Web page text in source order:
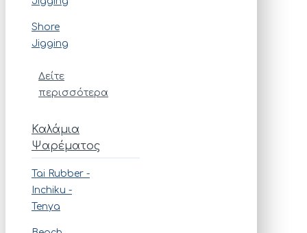
Shore
Jigging
Δείτε
περισσότερα
Καλάμια
Ψαρέματος
Tai Rubber -
Ιnchiku -
Tenya